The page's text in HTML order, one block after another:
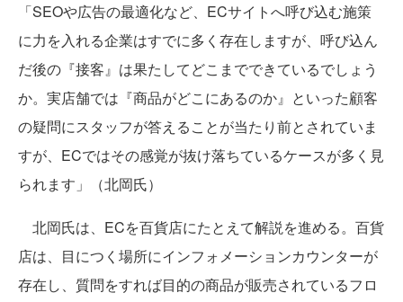
「SEOや広告の最適化など、ECサイトへ呼び込む施策
に力を入れる企業はすでに多く存在しますが、呼び込ん
だ後の『接客』は果たしてどこまでできているでしょう
か。実店舗では『商品がどこにあるのか』といった顧客
の疑問にスタッフが答えることが当たり前とされていま
すが、ECではその感覚が抜け落ちているケースが多く見
られます」（北岡氏）
北岡氏は、ECを百貨店にたとえて解説を進める。百貨
店は、目につく場所にインフォメーションカウンターが
存在し、質問をすれば目的の商品が販売されているフロ